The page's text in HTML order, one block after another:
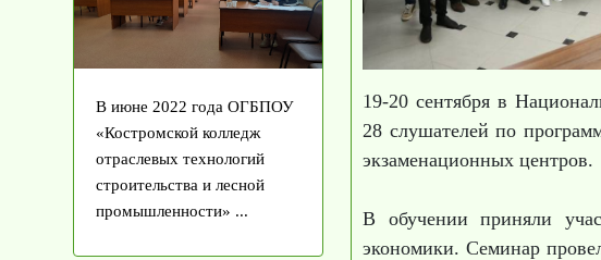
В июне 2022 года ОГБПОУ
«Костромской колледж
отраслевых технологий
строительства и лесной
промышленности» ...
19-20 сентября в
28 слушателей по
экзаменационных центров.
В обучении приняли
экономики. Семинар